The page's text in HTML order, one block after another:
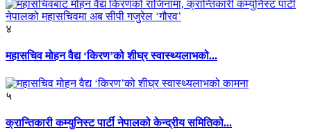
४
महासचिव मोहन वैद्य ‘किरण’को शीघ्र स्वास्थ्यलाभको...
५
क्रान्तिकारी कम्युनिस्ट पार्टी नेपालको केन्द्रीय समितिको...